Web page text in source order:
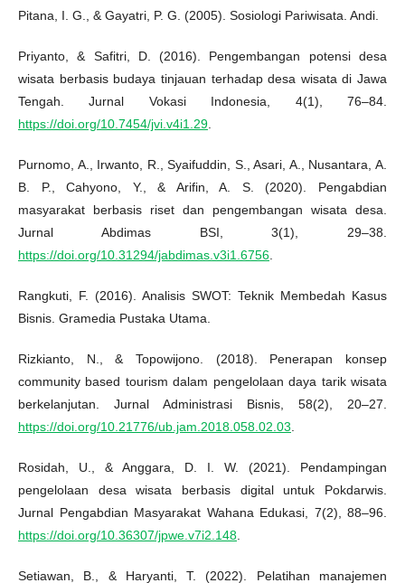
Pitana, I. G., & Gayatri, P. G. (2005). Sosiologi Pariwisata. Andi.
Priyanto, & Safitri, D. (2016). Pengembangan potensi desa
wisata berbasis budaya tinjauan terhadap desa wisata di Jawa
Tengah. Jurnal Vokasi Indonesia, 4(1), 76–84.
https://doi.org/10.7454/jvi.v4i1.29
Purnomo, A., Irwanto, R., Syaifuddin, S., Asari, A., Nusantara, A.
B. P., Cahyono, Y., & Arifin, A. S. (2020). Pengabdian
masyarakat berbasis riset dan pengembangan wisata desa.
Jurnal Abdimas BSI, 3(1), 29–38.
https://doi.org/10.31294/jabdimas.v3i1.6756
Rangkuti, F. (2016). Analisis SWOT: Teknik Membedah Kasus
Bisnis. Gramedia Pustaka Utama.
Rizkianto, N., & Topowijono. (2018). Penerapan konsep
community based tourism dalam pengelolaan daya tarik wisata
berkelanjutan. Jurnal Administrasi Bisnis, 58(2), 20–27.
https://doi.org/10.21776/ub.jam.2018.058.02.03
Rosidah, U., & Anggara, D. I. W. (2021). Pendampingan
pengelolaan desa wisata berbasis digital untuk Pokdarwis.
Jurnal Pengabdian Masyarakat Wahana Edukasi, 7(2), 88–96.
https://doi.org/10.36307/jpwe.v7i2.148
Setiawan, B., & Haryanti, T. (2022). Pelatihan manajemen